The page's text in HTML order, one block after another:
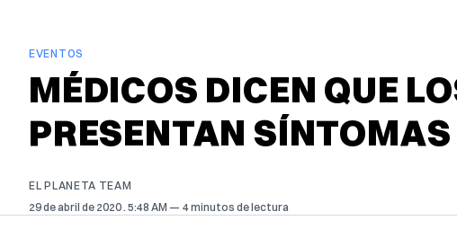
EVENTOS
MÉDICOS DICEN QUE
PRESENTAN
EL PLANETA TEAM
29 de abril de 2020 . 5:48 AM 4 minutos de lectura